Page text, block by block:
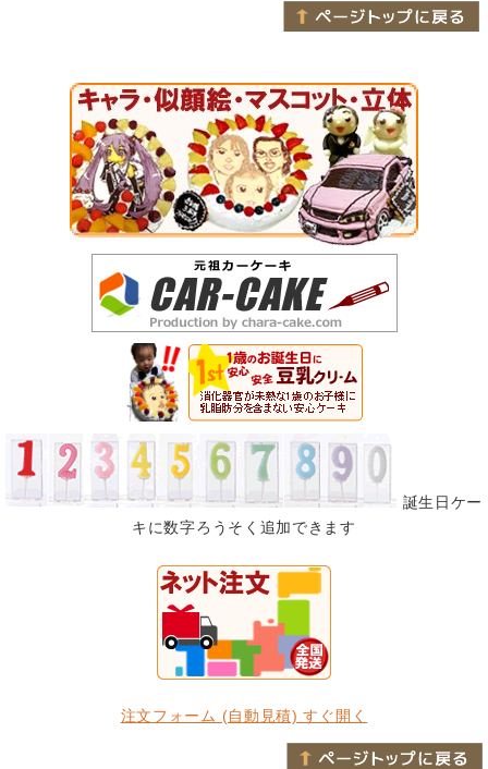
誕生日ケー
キに数字ろうそく追加できます
注文フォーム (自動見積) すぐ開く